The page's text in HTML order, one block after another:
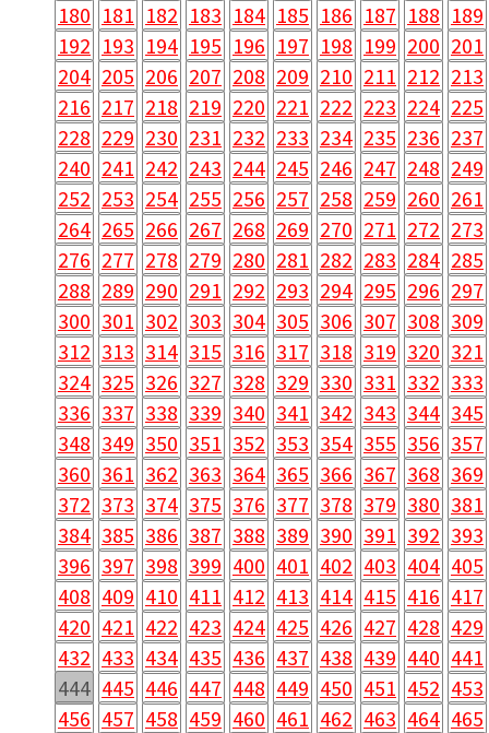
180 181 182 183 184 185 186 187 188 189
192 193 194 195 196 197 198 199 200 201
204 205 206 207 208 209 210 211 212 213
216 217 218 219 220 221 222 223 224 225
228 229 230 231 232 233 234 235 236 237
240 241 242 243 244 245 246 247 248 249
252 253 254 255 256 257 258 259 260 261
264 265 266 267 268 269 270 271 272 273
276 277 278 279 280 281 282 283 284 285
288 289 290 291 292 293 294 295 296 297
300 301 302 303 304 305 306 307 308 309
312 313 314 315 316 317 318 319 320 321
324 325 326 327 328 329 330 331 332 333
336 337 338 339 340 341 342 343 344 345
348 349 350 351 352 353 354 355 356 357
360 361 362 363 364 365 366 367 368 369
372 373 374 375 376 377 378 379 380 381
384 385 386 387 388 389 390 391 392 393
396 397 398 399 400 401 402 403 404 405
408 409 410 411 412 413 414 415 416 417
420 421 422 423 424 425 426 427 428 429
432 433 434 435 436 437 438 439 440 441
444 445 446 447 448 449 450 451 452 453
456 457 458 459 460 461 462 463 464 465